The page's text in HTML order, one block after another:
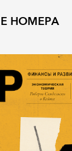
НОМЕРА